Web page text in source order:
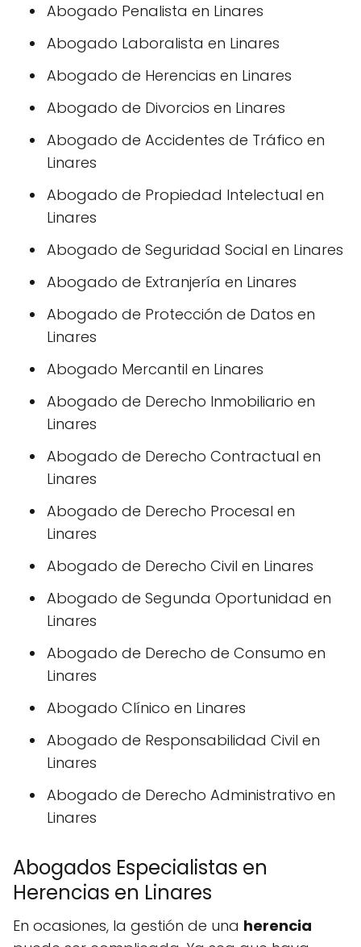
Abogado Penalista en Linares
Abogado Laboralista en Linares
Abogado de Herencias en Linares
Abogado de Divorcios en Linares
Abogado de Accidentes de Tráfico en
Linares
Abogado de Propiedad Intelectual en
Linares
Abogado de Seguridad Social en Linares
Abogado de Extranjería en Linares
Abogado de Protección de Datos en
Linares
Abogado Mercantil en Linares
Abogado de Derecho Inmobiliario en
Linares
Abogado de Derecho Contractual en
Linares
Abogado de Derecho Procesal en
Linares
Abogado de Derecho Civil en Linares
Abogado de Segunda Oportunidad en
Linares
Abogado de Derecho de Consumo en
Linares
Abogado Clínico en Linares
Abogado de Responsabilidad Civil en
Linares
Abogado de Derecho Administrativo en
Linares
Abogados Especialistas en
Herencias en Linares
En ocasiones, la gestión de una herencia